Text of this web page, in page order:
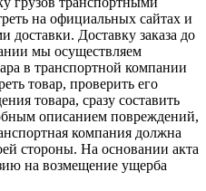
на официальных сайтах и
доставки. Доставку заказа до
мы осуществляем
в транспортной компании
товар, проверить его
товара, сразу составить
описанием повреждений,
компания должна
стороны. На основании акта
на возмещение ущерба